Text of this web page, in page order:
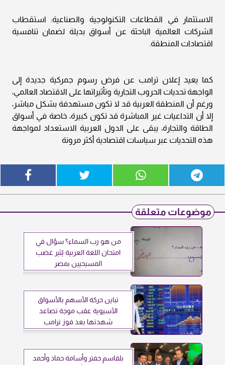
الاستثمار في القطاعات التكنولوجية والصناعية: استقطاب
الشركات العالمية الباحثة عن أسواق بديلة لضمان تنافسية
اقتصادات المنطقة.
كما يعيد إعلان ترامب عن فرض رسوم جمركية جديدة إلى
الواجهة تحديات الحروب التجارية وتأثيراتها على الاقتصاد العالمي،
ورغم أن المنطقة العربية قد لا تكون مستهدفة بشكل مباشر،
إلا أن التداعيات غير المباشرة قد تكون كبيرة، خاصة في أسواق
الطاقة والتجارة، يبقى على الدول العربية الاستعداد لمواجهة
هذه التحديات عبر سياسات اقتصادية أكثر مرونة
موضوعات متعلقة
من هو رب السماء؟ سؤال في
امتحان اللغة العربية يُثير غضب
المسيحيين بمصر
تباين حركة الأسهم بالأسواق
الآسيوية عقب موجة تصاعد
شهدتها بعد فوز ترامب
بلقاسم حفتر وأسامة حماد وأحمد